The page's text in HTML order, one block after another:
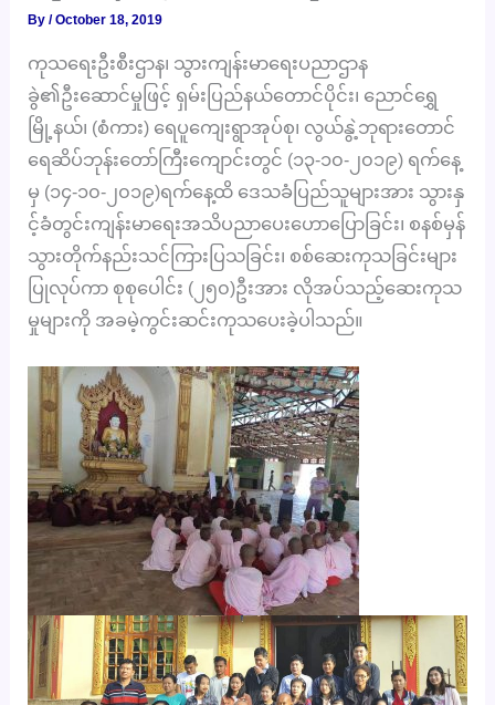
By/October 18, 2019
ကုသရေးဦးစီးဌာန၊ သွားကျန်းမာရေးပညာဌာန
ခွဲ၏ဦးဆောင်မှုဖြင့် ရှမ်းပြည်နယ်တောင်ပိုင်း၊ ညောင်ရွှေ
မြို့နယ်၊ (စံကား) ရေပူကျေးရွာအုပ်စု၊ လွယ်နွဲ့ဘုရားတောင်
ရေဆိပ်ဘုန်းတော်ကြီးကျောင်းတွင် (၁၃-၁၀-၂၀၁၉) ရက်နေ့
မှ (၁၄-၁၀-၂၀၁၉)ရက်နေ့ထိ ဒေသခံပြည်သူများအား သွားနှ
င့်ခံတွင်းကျန်းမာရေးအသိပညာပေးဟောပြောခြင်း၊ စနစ်မှန်
သွားတိုက်နည်းသင်ကြားပြသခြင်း၊ စစ်ဆေးကုသခြင်းများ
ပြုလုပ်ကာ စုစုပေါင်း (၂၅၀)ဦးအား လိုအပ်သည့်ဆေးကုသ
မှုများကို အခမဲ့ကွင်းဆင်းကုသပေးခဲ့ပါသည်။